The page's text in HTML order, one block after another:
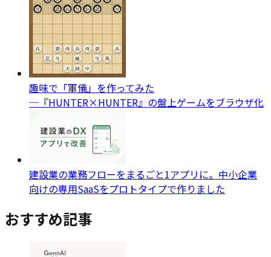
趣味で「軍儀」を作ってみた
─『HUNTER×HUNTER』の盤上ゲームをブラウザ化
建設業の業務フローをまるごと1アプリに。中小企業
向けの専用SaaSをプロトタイプで作りました
おすすめ記事